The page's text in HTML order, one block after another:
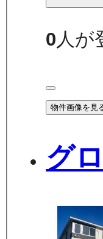
0人が
物件画像を見
グ